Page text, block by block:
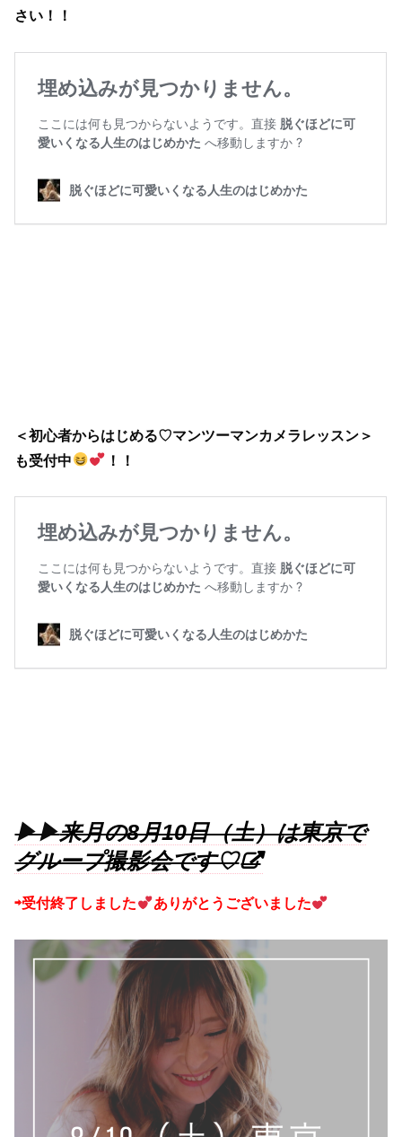
さい！！
＜初心者からはじめる♡マンツーマンカメラレッスン＞
も受付中
！！
▶︎▶︎来月の8月10日（土）は東京で
グループ撮影会です♡
⇨受付終了しました ありがとうございました